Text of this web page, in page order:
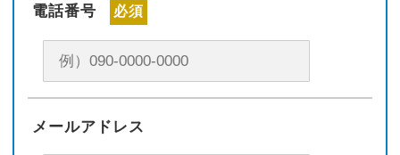
電話番号 必須
メールアドレス